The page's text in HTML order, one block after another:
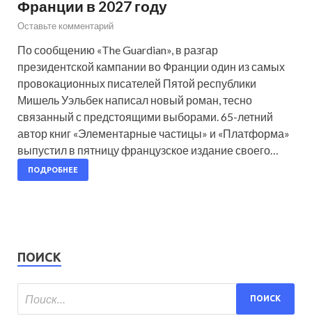
Франции в 2027 году
Оставьте комментарий
По сообщению «The Guardian», в разгар
президентской кампании во Франции один из самых
провокационных писателей Пятой республики
Мишель Уэльбек написал новый роман, тесно
связанный с предстоящими выборами. 65-летний
автор книг «Элементарные частицы» и «Платформа»
выпустил в пятницу французское издание своего…
ПОДРОБНЕЕ
ПОИСК